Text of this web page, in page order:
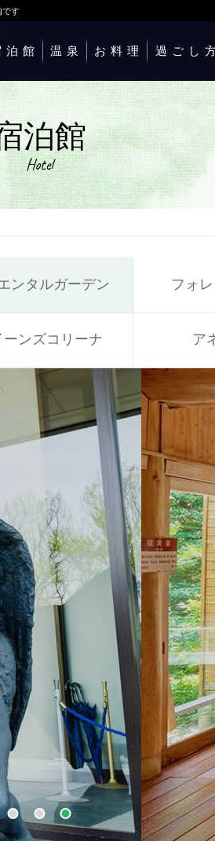
です
泊館 温泉 お料理 過ごし
泊館
Hotel
ンタルガーデン フォ
ーンズコリーナ ア